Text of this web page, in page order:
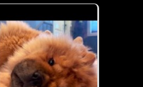
beim zusehen weh. Da